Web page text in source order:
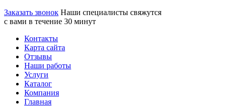
Заказать звонок Наши специалисты свяжутся
с вами в течение 30 минут
Контакты
Карта сайта
Отзывы
Наши работы
Услуги
Каталог
Компания
Главная